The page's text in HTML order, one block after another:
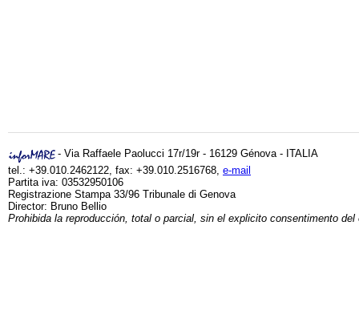
- Via Raffaele Paolucci 17r/19r - 16129 Génova - ITALIA
tel.: +39.010.2462122, fax: +39.010.2516768, e-mail
Partita iva: 03532950106
Registrazione Stampa 33/96 Tribunale di Genova
Director: Bruno Bellio
Prohibida la reproducción, total o parcial, sin el explicito consentimento del